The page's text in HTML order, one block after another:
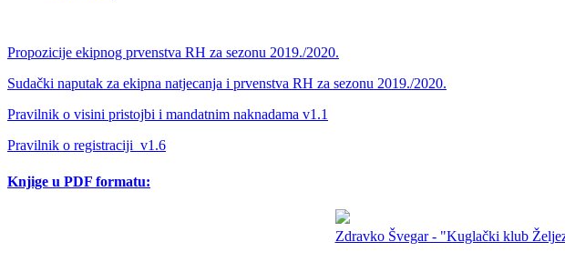
Propozicije ekipnog prvenstva RH za sezonu 2019./2020.
Sudački naputak za ekipna natjecanja i prvenstva RH za sezonu 2019./2020.
Pravilnik o visini pristojbi i mandatnim naknadama v1.1
Pravilnik o registraciji_v1.6
Knjige u PDF formatu:
Zdravko Švegar - "Kuglački klub